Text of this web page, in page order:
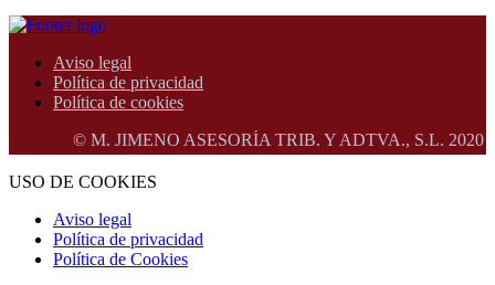
Aviso legal
Política de privacidad
Política de cookies
© M. JIMENO ASESORÍA TRIB. Y ADTVA., S.L. 2020 . Todos
USO DE COOKIES
Aviso legal
Política de privacidad
Política de Cookies